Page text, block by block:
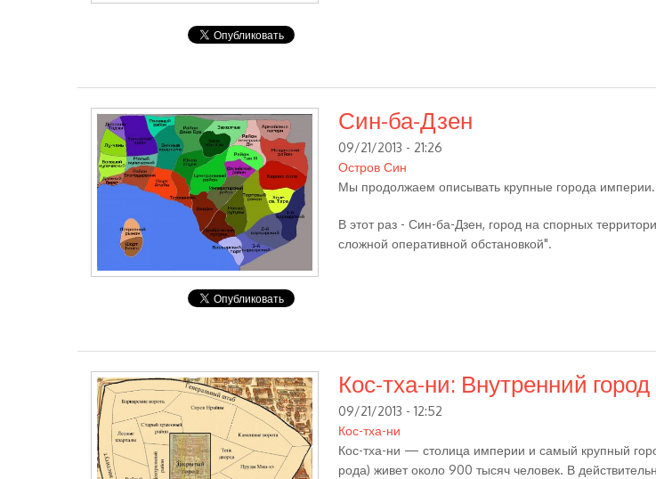
Син-ба-Дзен
09/21/2013 - 21:26
Остров Син
Мы продолжаем описывать крупные города
В этот раз - Син-ба-Дзен, город на спорных
сложной оперативной обстановкой".
Кос-тха-ни: Внутренний город
09/21/2013 - 12:52
Кос-тха-ни
Кос-тха-ни — столица империи и самый крупный
рода) живет около 900 тысяч человек. В